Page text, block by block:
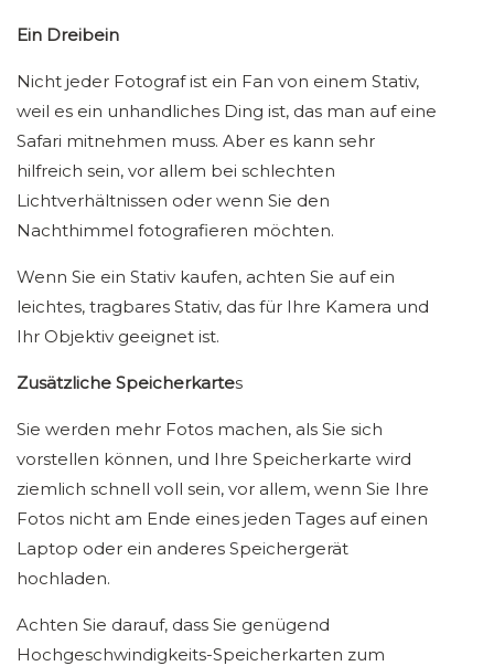
Ein Dreibein
Nicht jeder Fotograf ist ein Fan von einem Stativ,
weil es ein unhandliches Ding ist, das man auf eine
Safari mitnehmen muss. Aber es kann sehr
hilfreich sein, vor allem bei schlechten
Lichtverhältnissen oder wenn Sie den
Nachthimmel fotografieren möchten.
Wenn Sie ein Stativ kaufen, achten Sie auf ein
leichtes, tragbares Stativ, das für Ihre Kamera und
Ihr Objektiv geeignet ist.
Zusätzliche Speicherkartes
Sie werden mehr Fotos machen, als Sie sich
vorstellen können, und Ihre Speicherkarte wird
ziemlich schnell voll sein, vor allem, wenn Sie Ihre
Fotos nicht am Ende eines jeden Tages auf einen
Laptop oder ein anderes Speichergerät
hochladen.
Achten Sie darauf, dass Sie genügend
Hochgeschwindigkeits-Speicherkarten zum